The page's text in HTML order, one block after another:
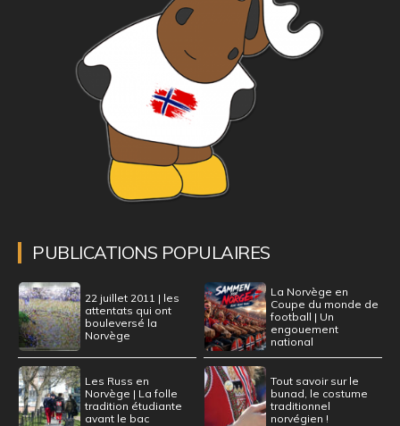
PUBLICATIONS POPULAIRES
22 juillet 2011 | les
attentats qui ont
bouleversé la
Norvège
La Norvège en
Coupe du monde de
football | Un
engouement
national
Les Russ en
Norvège | La folle
tradition étudiante
avant le bac
Tout savoir sur le
bunad, le costume
traditionnel
norvégien !